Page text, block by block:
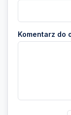
Komentarz do